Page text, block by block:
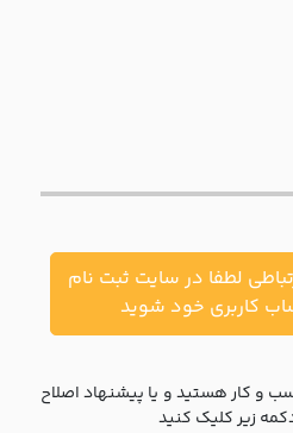
لطفا در سایت ثبت نام
کاربری خود شوید
و کار هستید و یا پیشنهاد اصلاح
زیر کلیک کنید